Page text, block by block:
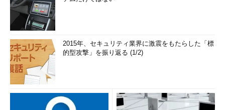
2015年、セキュリティ業界に激震をもたらした「標
的型攻撃」を振り返る (1/2)